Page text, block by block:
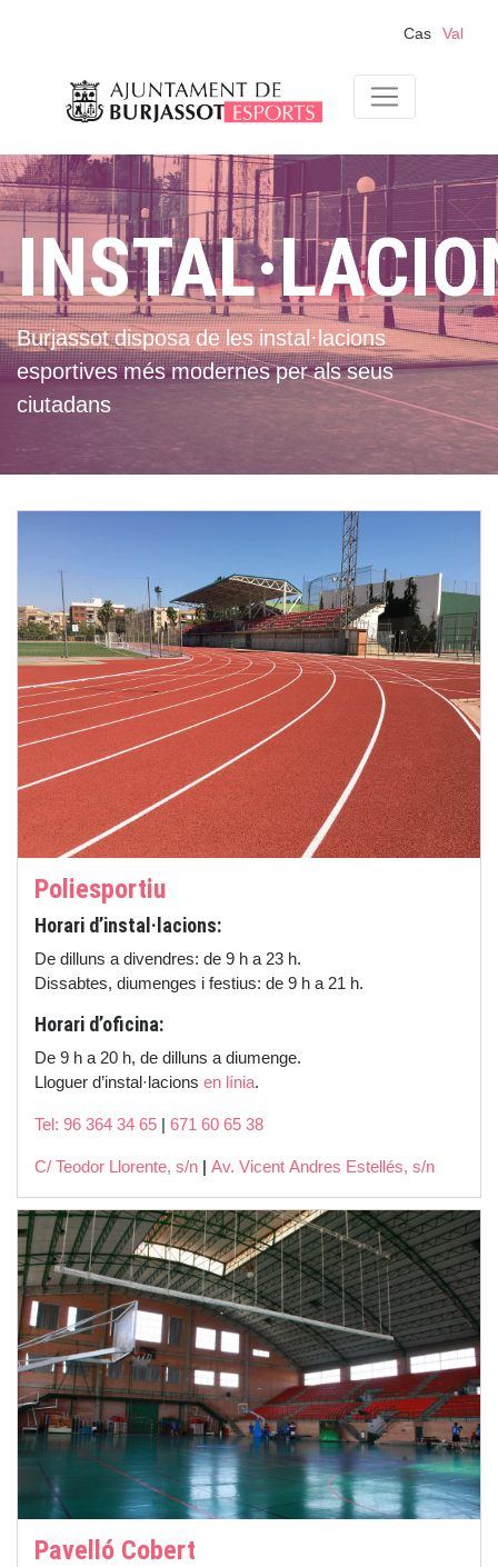
Cas Val
Burjassot disposa de les instal·lacions
esportives més modernes per als seus
ciutadans
Poliesportiu
Horari d’instal·lacions:
De dilluns a divendres: de 9 h a 23 h.
Dissabtes, diumenges i festius: de 9 h a 21 h.
Horari d’oficina:
De 9 h a 20 h, de dilluns a diumenge.
Lloguer d’instal·lacions en línia.
Tel: 96 364 34 65 | 671 60 65 38
C/ Teodor Llorente, s/n | Av. Vicent Andres Estellés, s/n
Pavelló Cobert